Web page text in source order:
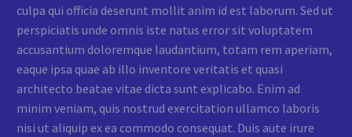
culpa qui officia deserunt mollit anim id est laborum. Sed ut
perspiciatis unde omnis iste natus error sit voluptatem
accusantium doloremque laudantium, totam rem aperiam,
eaque ipsa quae ab illo inventore veritatis et quasi
architecto beatae vitae dicta sunt explicabo. Enim ad
minim veniam, quis nostrud exercitation ullamco laboris
nisi ut aliquip ex ea commodo consequat. Duis aute irure